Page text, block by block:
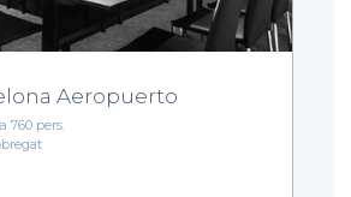
Aeropuerto
760 pers.